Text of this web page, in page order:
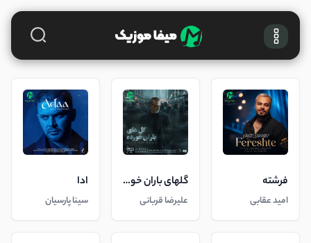
فرشته
امید عقابی
گلهای باران خورده
علیرضا قربانی
ادا
سینا پارسیان